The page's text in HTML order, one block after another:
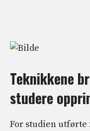
Teknikkene
studere
For studien utførte